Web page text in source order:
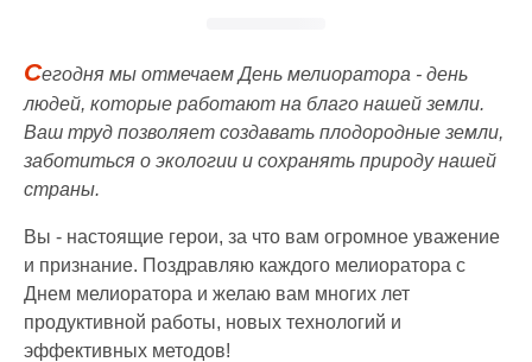
Сегодня мы отмечаем День мелиоратора - день
людей, которые работают на благо нашей земли.
Ваш труд позволяет создавать плодородные земли,
заботиться о экологии и сохранять природу нашей
страны.
Вы - настоящие герои, за что вам огромное уважение
и признание. Поздравляю каждого мелиоратора с
Днем мелиоратора и желаю вам многих лет
продуктивной работы, новых технологий и
эффективных методов!